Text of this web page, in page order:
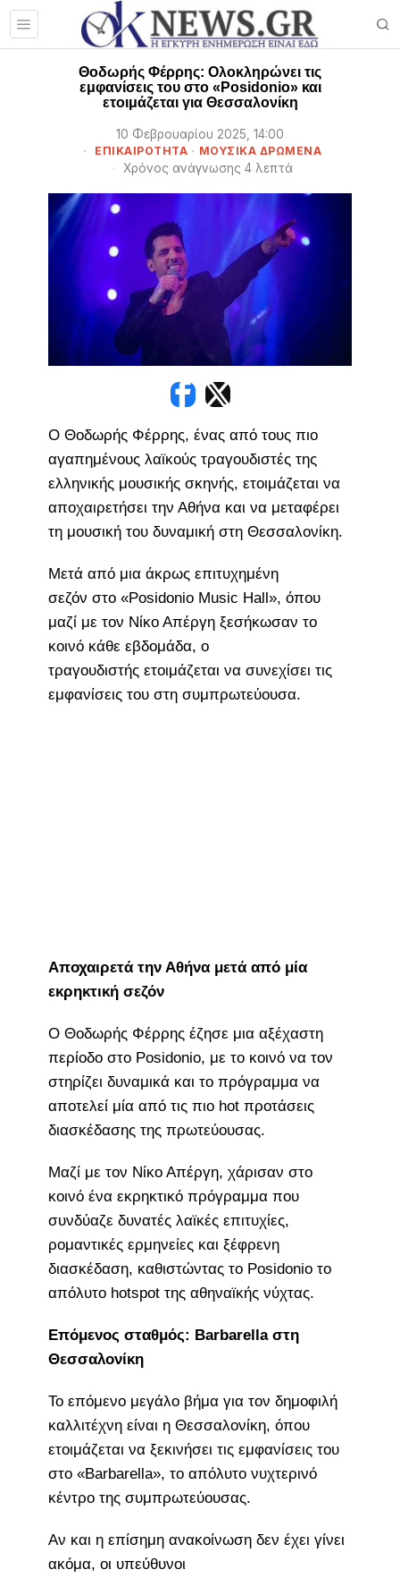
Θοδωρής Φέρρης: Ολοκληρώνει τις
εμφανίσεις του στο «Posidonio» και
ετοιμάζεται για Θεσσαλονίκη
10 Φεβρουαρίου 2025, 14:00
ΕΠΙΚΑΙΡΌΤΗΤΑ · ΜΟΥΣΙΚΆ ΔΡΏΜΕΝΑ
Χρόνος ανάγνωσης 4 λεπτά
Ο Θοδωρής Φέρρης, ένας από τους πιο
αγαπημένους λαϊκούς τραγουδιστές της
ελληνικής μουσικής σκηνής, ετοιμάζεται να
αποχαιρετήσει την Αθήνα και να μεταφέρει
τη μουσική του δυναμική στη Θεσσαλονίκη.
Μετά από μια άκρως επιτυχημένη
σεζόν στο «Posidonio Music Hall», όπου
μαζί με τον Νίκο Απέργη ξεσήκωσαν το
κοινό κάθε εβδομάδα, ο
τραγουδιστής ετοιμάζεται να συνεχίσει τις
εμφανίσεις του στη συμπρωτεύουσα.
Αποχαιρετά την Αθήνα μετά από μία
εκρηκτική σεζόν
Ο Θοδωρής Φέρρης έζησε μια αξέχαστη
περίοδο στο Posidonio, με το κοινό να τον
στηρίζει δυναμικά και το πρόγραμμα να
αποτελεί μία από τις πιο hot προτάσεις
διασκέδασης της πρωτεύουσας.
Μαζί με τον Νίκο Απέργη, χάρισαν στο
κοινό ένα εκρηκτικό πρόγραμμα που
συνδύαζε δυνατές λαϊκές επιτυχίες,
ρομαντικές ερμηνείες και ξέφρενη
διασκέδαση, καθιστώντας το Posidonio το
απόλυτο hotspot της αθηναϊκής νύχτας.
Επόμενος σταθμός: Barbarella στη
Θεσσαλονίκη
Το επόμενο μεγάλο βήμα για τον δημοφιλή
καλλιτέχνη είναι η Θεσσαλονίκη, όπου
ετοιμάζεται να ξεκινήσει τις εμφανίσεις του
στο «Barbarella», το απόλυτο νυχτερινό
κέντρο της συμπρωτεύουσας.
Αν και η επίσημη ανακοίνωση δεν έχει γίνει
ακόμα, οι υπεύθυνοι